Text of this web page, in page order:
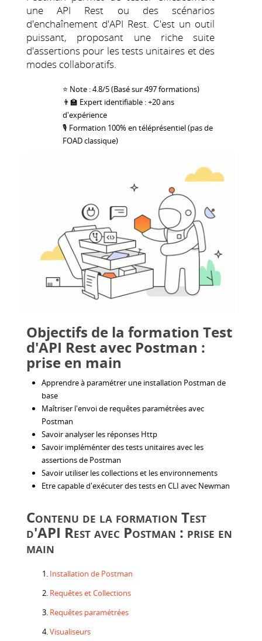
une API Rest ou des scénarios
d'enchaînement d'API Rest. C'est un outil
puissant, proposant une riche suite
d'assertions pour les tests unitaires et des
modes collaboratifs.
⭐ Note : 4.8/5 (Basé sur 497 formations)
👨‍🏫 Expert identifiable : +20 ans
d'expérience
🎙 Formation 100% en téléprésentiel (pas de
FOAD classique)
Objectifs de la formation Test
d'API Rest avec Postman :
prise en main
Apprendre à paramétrer une installation Postman de
base
Maîtriser l'envoi de requêtes paramétrées avec
Postman
Savoir analyser les réponses Http
Savoir impléménter des tests unitaires avec les
assertions de Postman
Savoir utiliser les collections et les environnements
Etre capable d'exécuter des tests en CLI avec Newman
Contenu de la formation Test
d'API Rest avec Postman : prise en
main
Installation de Postman
Requêtes et Collections
Requêtes paramétrées
Visualiseurs